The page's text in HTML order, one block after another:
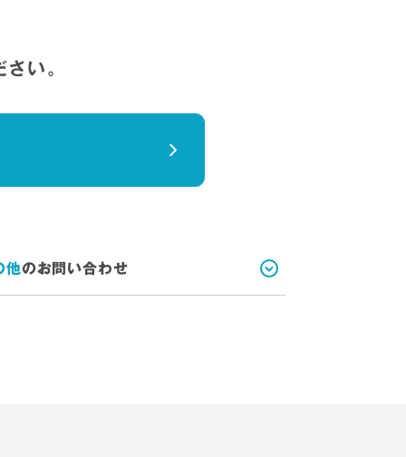
い。
他のお問い合わせ